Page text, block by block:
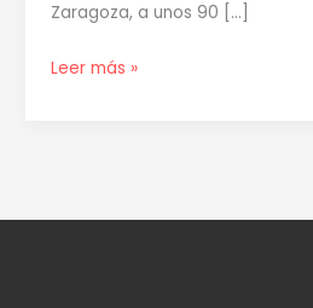
Zaragoza, a unos 90 […]
Leer más »